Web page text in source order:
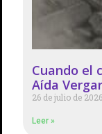
Cuando el
Aída
26 de julio de 2026
Leer »